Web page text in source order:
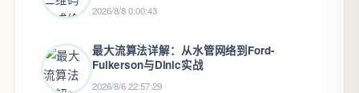
2026/8/8 0:00:43
最大流算法详解：从水管网络到Ford-
Fulkerson与Dinic实战
2026/8/6 22:57:29